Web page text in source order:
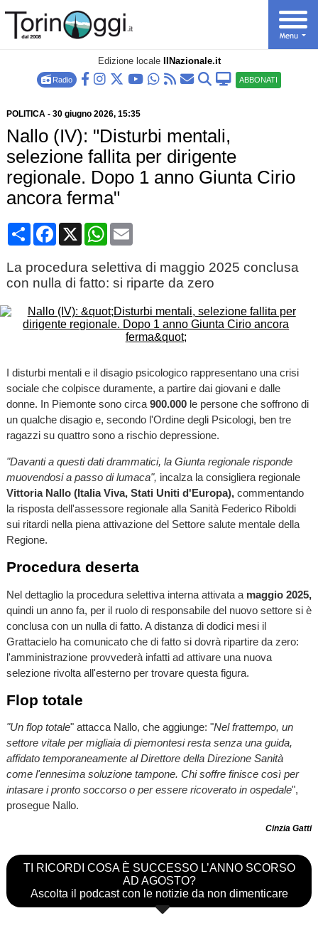
Edizione locale IlNazionale.it
Radio ABBONATI
POLITICA- 30 giugno 2026, 15:35
Nallo (IV): "Disturbi mentali,
selezione fallita per dirigente
regionale. Dopo 1 anno Giunta Cirio
ancora ferma"
CondividiFacebook
X WhatsApp
Email
La procedura selettiva di maggio 2025 conclusa
con nulla di fatto: si riparte da zero
I disturbi mentali e il disagio psicologico rappresentano una crisi
sociale che colpisce duramente, a partire dai giovani e dalle
donne. In Piemonte sono circa 900.000le persone che soffrono di
un qualche disagio e, secondo l'Ordine degli Psicologi, ben tre
ragazzi su quattro sono a rischio depressione.
"Davanti a questi dati drammatici, la Giunta regionale risponde
muovendosi a passo di lumaca", incalza la consigliera regionale
Vittoria Nallo (Italia Viva, Stati Uniti d'Europa),commentando
la risposta dell'assessore regionale alla Sanità Federico Riboldi
sui ritardi nella piena attivazione del Settore salute mentale della
Regione.
Procedura deserta
Nel dettaglio la procedura selettiva interna attivata amaggio 2025,
quindi un anno fa, per il ruolo di responsabile del nuovo settore si è
conclusa con un nulla di fatto. A distanza di dodici mesi il
Grattacielo ha comunicato che di fatto si dovrà ripartire da zero:
l'amministrazione provvederà infatti ad attivare una nuova
selezione rivolta all'esterno per trovare questa figura.
Flop totale
"Un flop totale" attacca Nallo, che aggiunge: "Nel frattempo, un
settore vitale per migliaia di piemontesi resta senza una guida,
affidato temporaneamente al Direttore della Direzione Sanità
come l'ennesima soluzione tampone. Chi soffre finisce così per
intasare i pronto soccorso o per essere ricoverato in ospedale",
prosegue Nallo.
Cinzia Gatti
TI RICORDI COSA È SUCCESSO L’ANNO SCORSO
AD AGOSTO?
Ascolta il podcast con le notizie da non dimenticare